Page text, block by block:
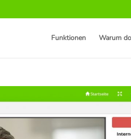
Funktionen Warum